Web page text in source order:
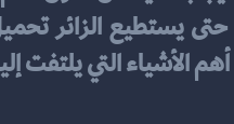
الأشياء التي يلتفت